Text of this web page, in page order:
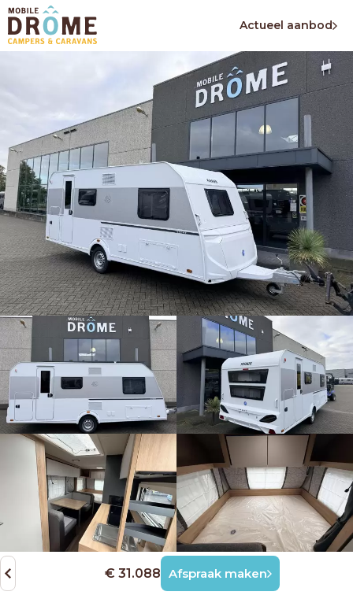
Actueel aanbod
€ 31.088 Afspraak maken